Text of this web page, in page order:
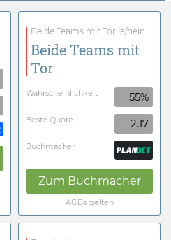
Beide Teams mit Tor ja/nein
Beide Teams mit
Tor
Wahrscheinlichkeit 55%
Beste Quote 2.17
Buchmacher
Zum Buchmacher
AGBs gelten